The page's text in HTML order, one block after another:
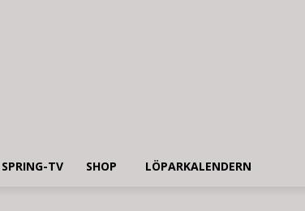
SPRING-TV SHOP LÖPARKALENDERN